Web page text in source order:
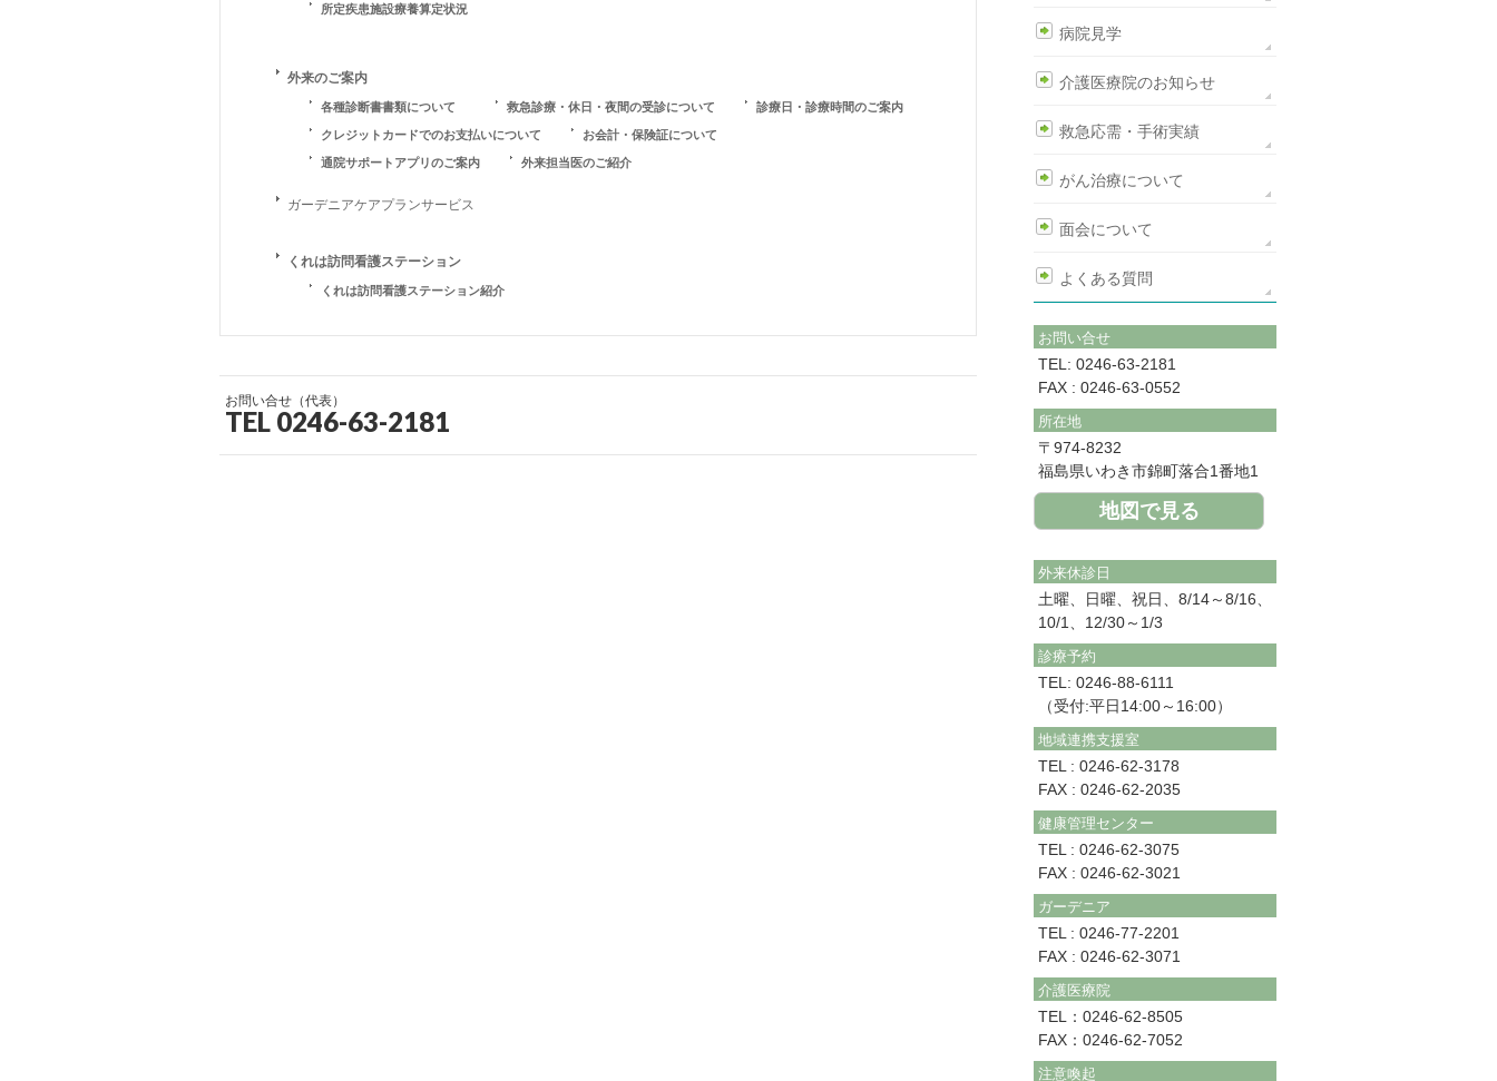
所定疾患施設療養算定状況
外来のご案内
各種診断書書類について 救急診療・休日・夜間の受診について 診療日・診療時間のご案内
クレジットカードでのお支払いについて お会計・保険証について
通院サポートアプリのご案内 外来担当医のご紹介
ガーデニアケアプランサービス
くれは訪問看護ステーション
くれは訪問看護ステーション紹介
お問い合せ（代表）
TEL 0246-63-2181
病院見学
介護医療院のお知らせ
救急応需・手術実績
がん治療について
面会について
よくある質問
お問い合せ
TEL: 0246-63-2181
FAX : 0246-63-0552
所在地
〒974-8232
福島県いわき市錦町落合1番地1
地図で見る
外来休診日
土曜、日曜、祝日、8/14～8/16、
10/1、12/30～1/3
診療予約
TEL: 0246-88-6111
（受付:平日14:00～16:00）
地域連携支援室
TEL : 0246-62-3178
FAX : 0246-62-2035
健康管理センター
TEL : 0246-62-3075
FAX : 0246-62-3021
ガーデニア
TEL : 0246-77-2201
FAX : 0246-62-3071
介護医療院
TEL：0246-62-8505
FAX：0246-62-7052
注意喚起